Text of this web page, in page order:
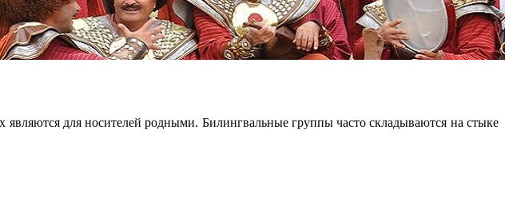
являются для носителей родными. Билингвальные группы часто складываются на стыке